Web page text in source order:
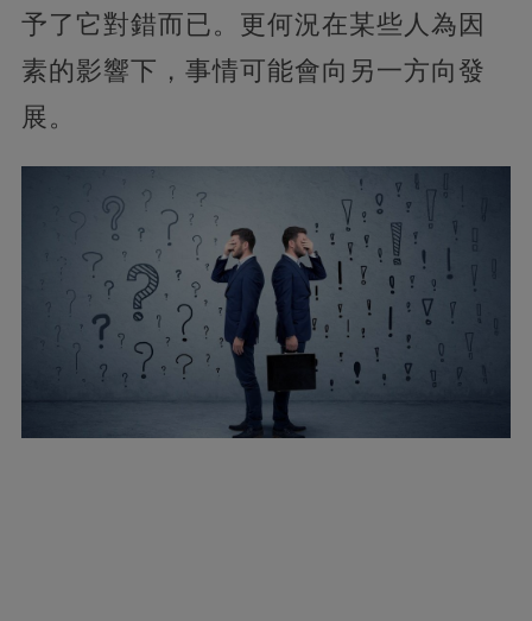
予了它對錯而已。更何況在某些人為因
素的影響下，事情可能會向另一方向發
展。